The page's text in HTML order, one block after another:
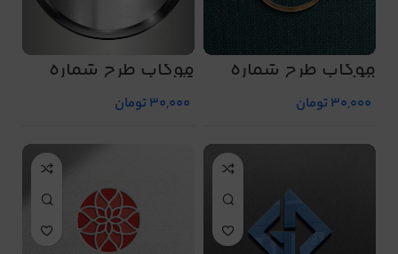
موکاپ طرح شماره
5053
30,000تومان
موکاپ طرح شماره
5054
30,000تومان